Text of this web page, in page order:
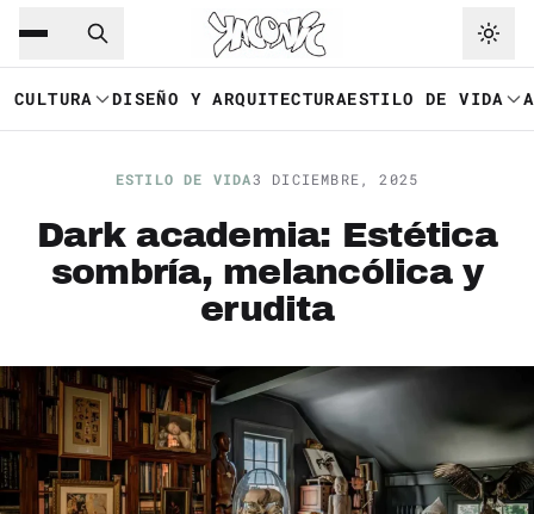
Saltar al contenido principal
CULTURA DISEÑO Y ARQUITECTURAESTILO DE VIDA
ESTILO DE VIDA3 DICIEMBRE, 2025
Dark academia: Estética
sombría, melancólica y
erudita